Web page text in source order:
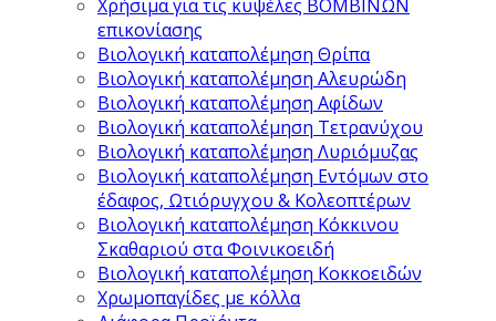
Χρήσιμα για τις κυψέλες ΒΟΜΒΙΝΩΝ
επικονίασης
Βιολογική καταπολέμηση Θρίπα
Βιολογική καταπολέμηση Αλευρώδη
Βιολογική καταπολέμηση Αφίδων
Βιολογική καταπολέμηση Τετρανύχου
Βιολογική καταπολέμηση Λυριόμυζας
Βιολογική καταπολέμηση Εντόμων στο
έδαφος, Ωτιόρυγχου & Κολεοπτέρων
Βιολογική καταπολέμηση Κόκκινου
Σκαθαριού στα Φοινικοειδή
Βιολογική καταπολέμηση Κοκκοειδών
Χρωμοπαγίδες με κόλλα